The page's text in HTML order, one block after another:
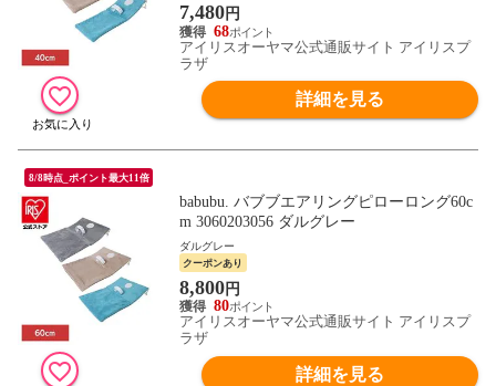
7,480円
68
アイリスオーヤマ公式通販サイト アイリスプ
ラザ
詳細を見る
8/8時点_ポイント最大11倍
babubu. バブブエアリングピローロング60c
m 3060203056 ダルグレー
ダルグレー
クーポンあり
8,800円
80
アイリスオーヤマ公式通販サイト アイリスプ
ラザ
詳細を見る